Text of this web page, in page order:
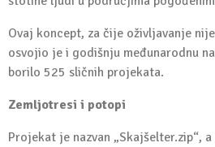
Ovaj koncept, za čije oživljavanje
osvojio je i godišnju međunarodnu
borilo 525 sličnih projekata.
Zemljotresi i potopi
Projekat je nazvan „Skajšelter.zip“,